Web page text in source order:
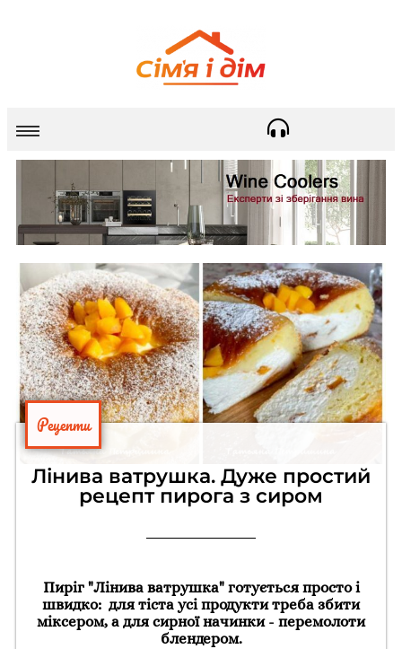
Рецепти
Лінива ватрушка. Дуже простий
рецепт пирога з сиром
Пиріг "Лінива ватрушка" готується просто і
швидко: для тіста усі продукти треба збити
міксером, а для сирної начинки - перемолоти
блендером.